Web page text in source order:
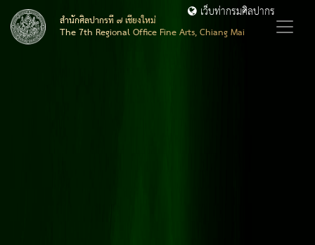
สำนักศิลปากรที่ ๗ เชียงใหม่
The 7th Regional Office Fine Arts, Chiang Mai
เว็บท่ากรมศิลปากร